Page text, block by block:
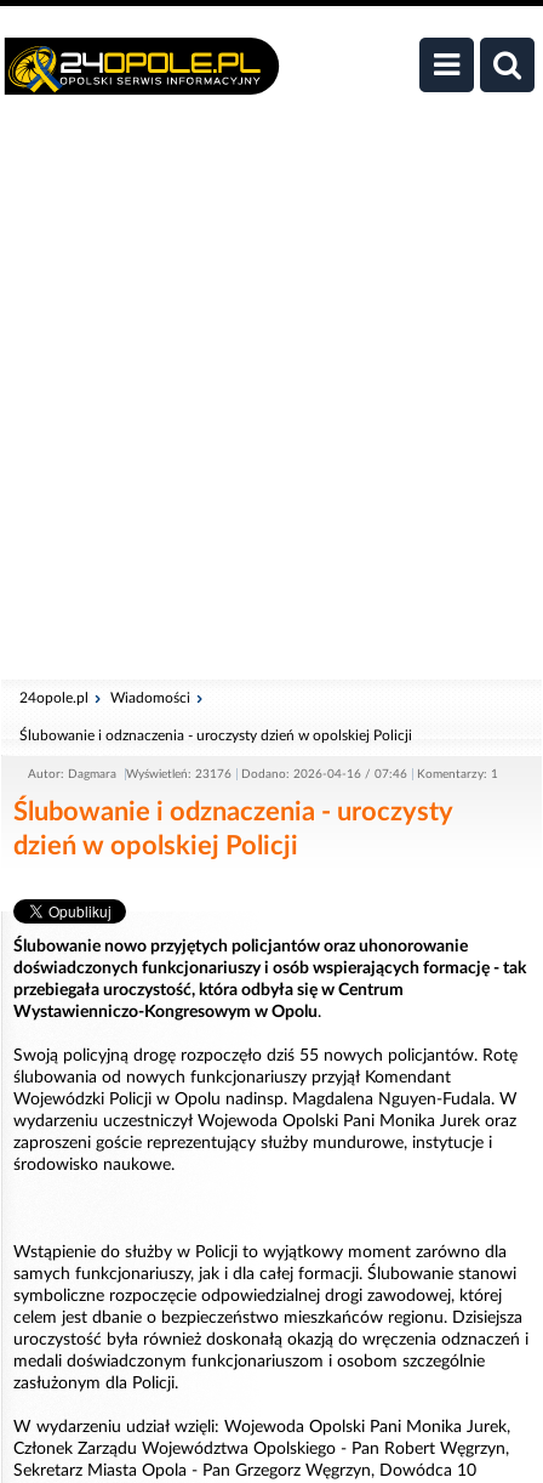
24opole.pl Wiadomości
Ślubowanie i odznaczenia - uroczysty dzień w opolskiej Policji
Autor: Dagmara Wyświetleń: 23176 Dodano: 2026-04-16 / 07:46 Komentarzy: 1
Ślubowanie i odznaczenia - uroczysty
dzień w opolskiej Policji
Ślubowanie nowo przyjętych policjantów oraz uhonorowanie
doświadczonych funkcjonariuszy i osób wspierających formację - tak
przebiegała uroczystość, która odbyła się w Centrum
Wystawienniczo-Kongresowym w Opolu.
Swoją policyjną drogę rozpoczęło dziś 55 nowych policjantów. Rotę
ślubowania od nowych funkcjonariuszy przyjął Komendant
Wojewódzki Policji w Opolu nadinsp. Magdalena Nguyen-Fudala. W
wydarzeniu uczestniczył Wojewoda Opolski Pani Monika Jurek oraz
zaproszeni goście reprezentujący służby mundurowe, instytucje i
środowisko naukowe.
Wstąpienie do służby w Policji to wyjątkowy moment zarówno dla
samych funkcjonariuszy, jak i dla całej formacji. Ślubowanie stanowi
symboliczne rozpoczęcie odpowiedzialnej drogi zawodowej, której
celem jest dbanie o bezpieczeństwo mieszkańców regionu. Dzisiejsza
uroczystość była również doskonałą okazją do wręczenia odznaczeń i
medali doświadczonym funkcjonariuszom i osobom szczególnie
zasłużonym dla Policji.
W wydarzeniu udział wzięli: Wojewoda Opolski Pani Monika Jurek,
Członek Zarządu Województwa Opolskiego - Pan Robert Węgrzyn,
Sekretarz Miasta Opola - Pan Grzegorz Węgrzyn, Dowódca 10